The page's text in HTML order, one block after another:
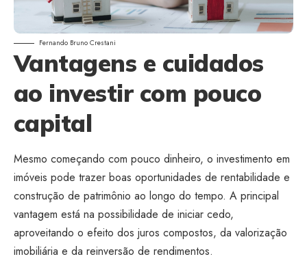
Fernando Bruno Crestani
Vantagens e cuidados
ao investir com pouco
capital
Mesmo começando com pouco dinheiro, o investimento em
imóveis pode trazer boas oportunidades de rentabilidade e
construção de patrimônio ao longo do tempo. A principal
vantagem está na possibilidade de iniciar cedo,
aproveitando o efeito dos juros compostos, da valorização
imobiliária e da reinversão de rendimentos.